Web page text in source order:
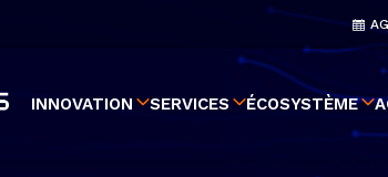
INNOVATION SERVICES ÉCOSYSTÈME